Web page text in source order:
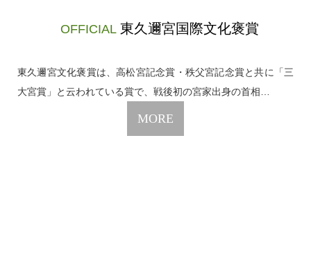
OFFICIAL東久邇宮国際文化褒賞
東久邇宮文化褒賞は、高松宮記念賞・秩父宮記念賞と共に「三
大宮賞」と云われている賞で、戦後初の宮家出身の首相…
MORE